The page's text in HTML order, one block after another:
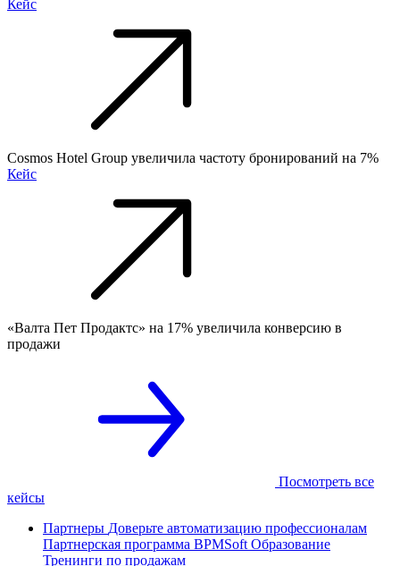
Кейс
Cosmos Hotel Group увеличила частоту бронирований на 7%
Кейс
«Валта Пет Продактс» на 17% увеличила конверсию в
продажи
Посмотреть все
кейсы
Партнеры Доверьте автоматизацию профессионалам
Партнерская программа BPMSoft Образование
Тренинги по продажам